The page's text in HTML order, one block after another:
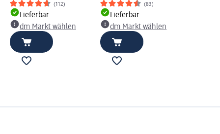
(112)
Lieferbar
dm Markt wählen
(83)
Lieferbar
dm Markt wählen